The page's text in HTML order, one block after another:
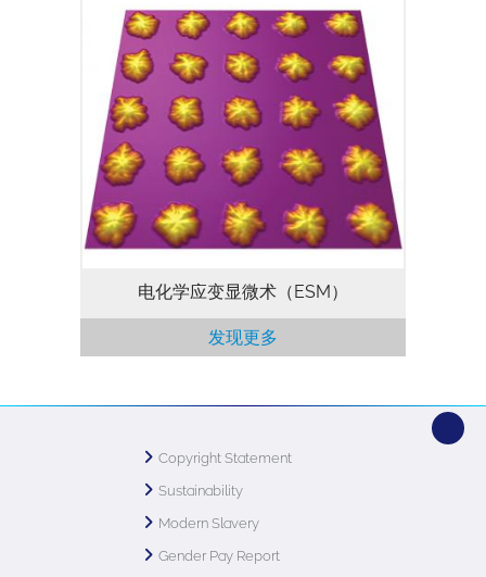
ESM是一种新颖的扫描探针显微术，它能
够以一种新奇的分辨率，探测电化学活性和
固体中的离子流动 （适用于除了MFP-3D
Origin型号以外所有MFP-3D原子力显微
镜）。
电化学应变显微术（ESM）
发现更多
Copyright Statement
Sustainability
Modern Slavery
Gender Pay Report